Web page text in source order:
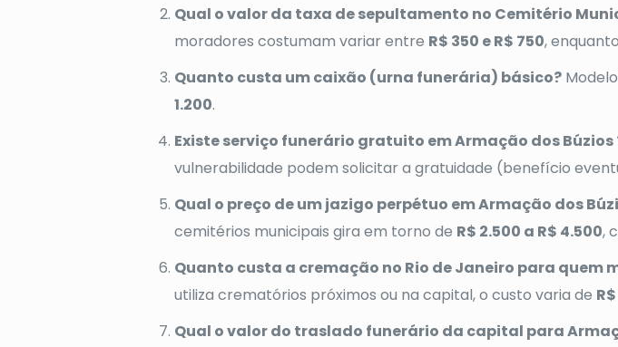
Qual o valor da taxa de sepultamento no Cemitério
moradores costumam variar entre R$ 350 e R$ 750,
Quanto custa um caixão (urna funerária) básico?
1.200.
Existe serviço funerário gratuito em Armação dos Búzios
vulnerabilidade podem solicitar a gratuidade (benefício
Qual o preço de um jazigo perpétuo em Armação dos
cemitérios municipais gira em torno de R$ 2.500 a R$ 4.500,
Quanto custa a cremação no Rio de Janeiro para quem
utiliza crematórios próximos ou na capital, o custo varia de
Qual o valor do traslado funerário da capital para